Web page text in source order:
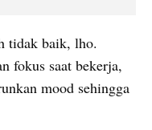
tidak baik, lho.
fokus saat bekerja,
mood sehingga